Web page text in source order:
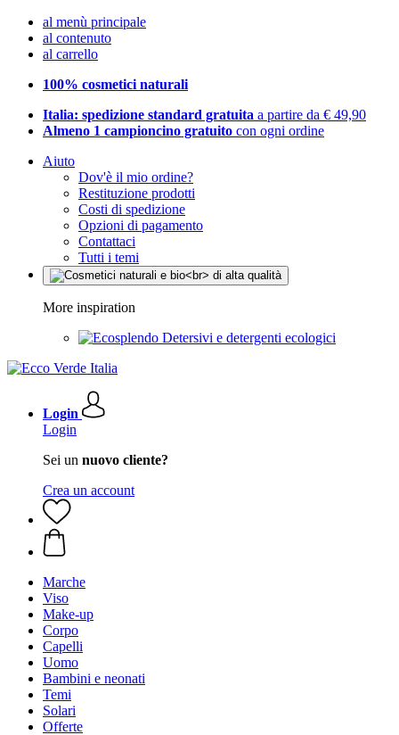
al menù principale
al contenuto
al carrello
100% cosmetici naturali
Italia: spedizione standard gratuita a partire da € 49,90
Almeno 1 campioncino gratuito con ogni ordine
Aiuto
Dov'è il mio ordine?
Restituzione prodotti
Costi di spedizione
Opzioni di pagamento
Contattaci
Tutti i temi
More inspiration
Detersivi e detergenti ecologici
Login
Login
Sei un nuovo cliente?
Crea un account
Marche
Viso
Make-up
Corpo
Capelli
Uomo
Bambini e neonati
Temi
Solari
Offerte